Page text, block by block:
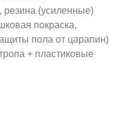
резина (усиленные)
покраска,
пола от царапин)
+ пластиковые